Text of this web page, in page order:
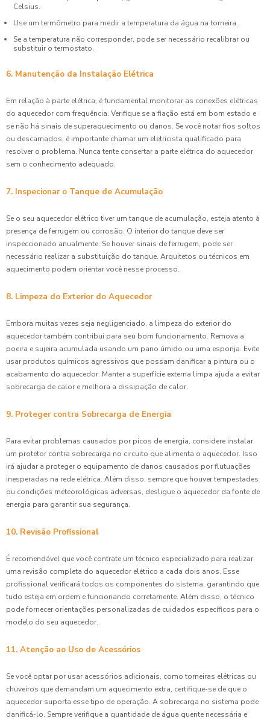
Celsius.
Use um termômetro para medir a temperatura da água na torneira.
Se a temperatura não corresponder, pode ser necessário recalibrar ou
substituir o termostato.
6. Manutenção da Instalação Elétrica
Em relação à parte elétrica, é fundamental monitorar as conexões elétricas
do aquecedor com frequência. Verifique se a fiação está em bom estado e
se não há sinais de superaquecimento ou danos. Se você notar fios soltos
ou descamados, é importante chamar um eletricista qualificado para
resolver o problema. Nunca tente consertar a parte elétrica do aquecedor
sem o conhecimento adequado.
7. Inspecionar o Tanque de Acumulação
Se o seu aquecedor elétrico tiver um tanque de acumulação, esteja atento à
presença de ferrugem ou corrosão. O interior do tanque deve ser
inspeccionado anualmente. Se houver sinais de ferrugem, pode ser
necessário realizar a substituição do tanque. Arquitetos ou técnicos em
aquecimento podem orientar você nesse processo.
8. Limpeza do Exterior do Aquecedor
Embora muitas vezes seja negligenciado, a limpeza do exterior do
aquecedor também contribui para seu bom funcionamento. Remova a
poeira e sujeira acumulada usando um pano úmido ou uma esponja. Evite
usar produtos químicos agressivos que possam danificar a pintura ou o
acabamento do aquecedor. Manter a superfície externa limpa ajuda a evitar
sobrecarga de calor e melhora a dissipação de calor.
9. Proteger contra Sobrecarga de Energia
Para evitar problemas causados por picos de energia, considere instalar
um protetor contra sobrecarga no circuito que alimenta o aquecedor. Isso
irá ajudar a proteger o equipamento de danos causados por flutuações
inesperadas na rede elétrica. Além disso, sempre que houver tempestades
ou condições meteorológicas adversas, desligue o aquecedor da fonte de
energia para garantir sua segurança.
10. Revisão Profissional
É recomendável que você contrate um técnico especializado para realizar
uma revisão completa do aquecedor elétrico a cada dois anos. Esse
profissional verificará todos os componentes do sistema, garantindo que
tudo esteja em ordem e funcionando corretamente. Além disso, o técnico
pode fornecer orientações personalizadas de cuidados específicos para o
modelo do seu aquecedor.
11. Atenção ao Uso de Acessórios
Se você optar por usar acessórios adicionais, como torneiras elétricas ou
chuveiros que demandam um aquecimento extra, certifique-se de que o
aquecedor suporta esse tipo de operação. A sobrecarga no sistema pode
danificá-lo. Sempre verifique a quantidade de água quente necessária e